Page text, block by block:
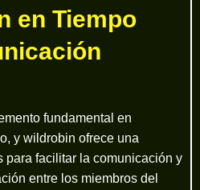
en Tiempo
fundamental en
y wildrobin ofrece una
para facilitar la comunicación y
entre los miembros del